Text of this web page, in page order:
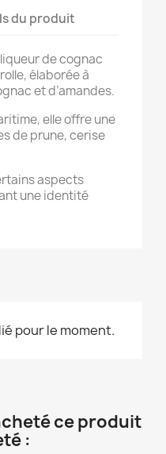
du produit
de cognac
élaborée à
et d’amandes.
elle offre une
de prune, cerise
aspects
une identité
pour le moment.
ce produit
: